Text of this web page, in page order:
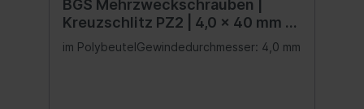
BGS Mehrzweckschrauben |
Kreuzschlitz PZ2 | 4,0 x 40 mm |
150 Stück
im PolybeutelGewindedurchmesser: 4,0 mm